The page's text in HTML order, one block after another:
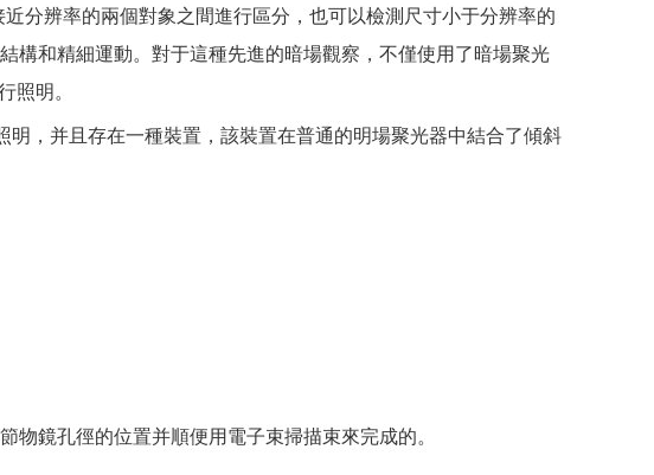
分辨率的兩個對象之間進行區分，也可以檢測尺寸小于分辨率的
構和精細運動。對于這種先進的暗場觀察，不僅使用了暗場聚光
照明。
，并且存在一種裝置，該裝置在普通的明場聚光器中結合了傾斜
鏡孔徑的位置并順便用電子束掃描束來完成的。